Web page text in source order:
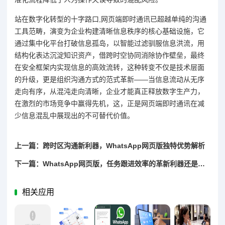
站在数字化转型的十字路口,网页端即时通讯已超越单纯的沟通
工具范畴，演变为企业构建清晰信息秩序的核心基础设施，它
通过集中化平台打破信息孤岛，以智能过滤驯服信息洪流，用
结构化表达沉淀知识资产，借跨时空协同消除协作壁垒，最终
在安全框架内实现信息的高效流转，这种转变不仅是技术层面
的升级，更是组织沟通方式的范式革新——当信息流动从无序
走向有序，从混沌走向清晰，企业才能真正释放数字生产力，
在激烈的市场竞争中赢得先机，这，正是网页端即时通讯在减
少信息混乱中展现出的不可替代价值。
上一篇：跨时区沟通新利器，WhatsApp网页版独特优势解析
下一篇：WhatsApp网页版，任务跟进效率的革新利器还是鸡肋工具？
相关应用